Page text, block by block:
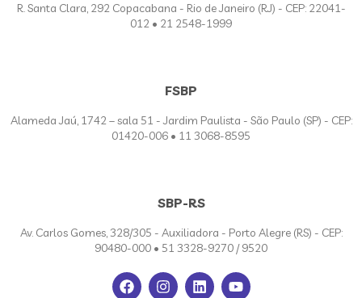
R. Santa Clara, 292 Copacabana - Rio de Janeiro (RJ) - CEP: 22041-
012 • 21 2548-1999
FSBP
Alameda Jaú, 1742 – sala 51 - Jardim Paulista - São Paulo (SP) - CEP:
01420-006 • 11 3068-8595
SBP-RS
Av. Carlos Gomes, 328/305 - Auxiliadora - Porto Alegre (RS) - CEP:
90480-000 • 51 3328-9270 / 9520